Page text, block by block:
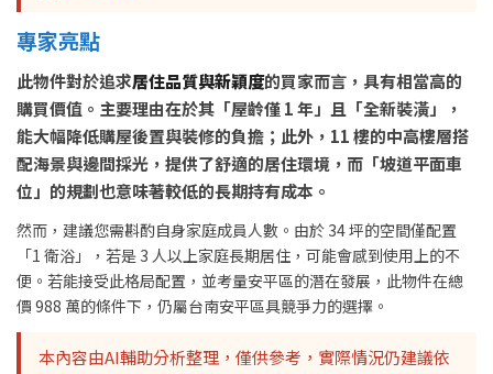
專家亮點
此物件對於追求居住品質與新穎度的買家而言，具有相當高的
購買價值。主要理由在於其「屋齡僅 1 年」且「全新裝潢」，
能大幅降低購屋後置與裝修的負擔；此外，11 樓的中高樓層搭
配海景與邊間採光，提供了舒適的居住環境，而「坡道平面車
位」的規劃也意味著較低的長期持有成本。
然而，建議您需斟酌自身家庭成員人數。由於 34 坪的空間僅配置
「1 衛浴」，若是 3 人以上家庭長期居住，可能會感到使用上的不
便。若能接受此格局配置，並考量安平區的潛在發展，此物件在總
價 988 萬的條件下，仍屬台南安平區具競爭力的選擇。
本內容由AI輔助分析整理，僅供參考，實際情況仍建議依